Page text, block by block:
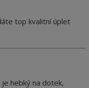
top kvalitní úplet
hebký na dotek,